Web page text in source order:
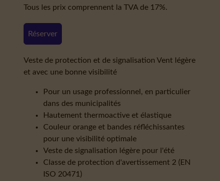
Tous les prix comprennent la TVA de 17%.
Réserver
Veste de protection et de signalisation Vent légère
et avec une bonne visibilité
Pour un usage professionnel, en particulier
dans des municipalités
Hautement thermoactive et élastique
Couleur orange et bandes réfléchissantes
pour une visibilité optimale
Veste de signalisation légère pour l'été
Classe de protection d'avertissement 2 (EN
ISO 20471)